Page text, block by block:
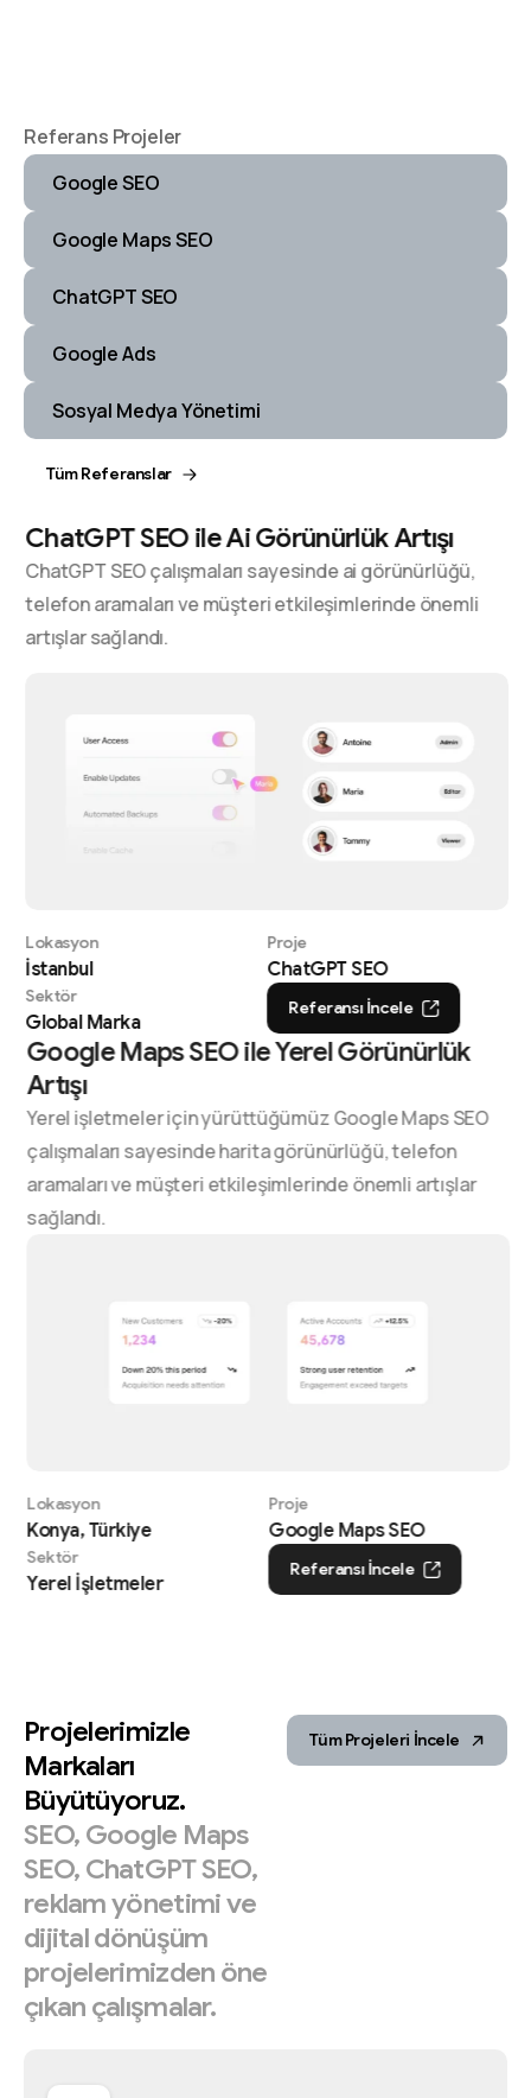
Referans Projeler
Google SEO
Google Maps SEO
ChatGPT SEO
Google Ads
Sosyal Medya Yönetimi
Tüm Referanslar
ChatGPT SEO ile Ai Görünürlük Artışı
ChatGPT SEO çalışmaları sayesinde ai görünürlüğü,
telefon aramaları ve müşteri etkileşimlerinde önemli
artışlar sağlandı.
Lokasyon
İstanbul
Proje
ChatGPT SEO
Sektör
Global Marka
Referansı İncele
Google Maps SEO ile Yerel Görünürlük
Artışı
Yerel işletmeler için yürüttüğümüz Google Maps SEO
çalışmaları sayesinde harita görünürlüğü, telefon
aramaları ve müşteri etkileşimlerinde önemli artışlar
sağlandı.
Lokasyon
Konya, Türkiye
Proje
Google Maps SEO
Sektör
Yerel İşletmeler
Referansı İncele
Projelerimizle
Markaları
Büyütüyoruz.
SEO, Google Maps
SEO, ChatGPTSEO,
reklamyönetimive
dijitaldönüşüm
projelerimizden öne
çıkan çalışmalar.
Tüm Projeleri İncele